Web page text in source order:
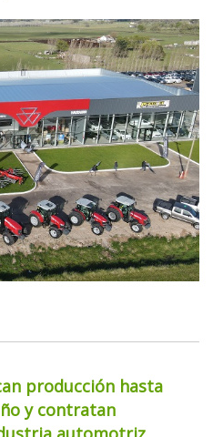
producción hasta
y contratan